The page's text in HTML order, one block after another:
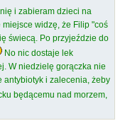
i zabieram dzieci na
widzę, że Filip "coś
świecą. Po przyjeździe do
No nic dostaje lek
W niedzielę gorączka nie
antybiotyk i zalecenia, żeby
będącemu nad morzem,